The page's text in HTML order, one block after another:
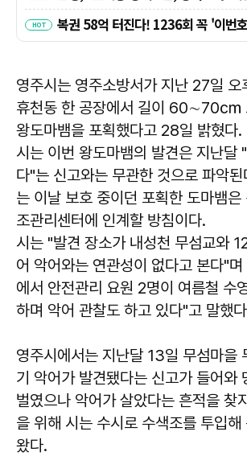
영주시는 영주소방서가 지난 27일
휴천동 한 공장에서 길이 60∼70㎝
왕도마뱀을 포획했다고 28일 밝혔다.
시는 이번 왕도마뱀의 발견은 지난달
다"는 신고와는 무관한 것으로 파악된
는 이날 보호 중이던 포획한 도마뱀은
조관리센터에 인계할 방침이다.
시는 "발견 장소가 내성천 무섬교와
어 악어와는 연관성이 없다고 본다"
에서 안전관리 요원 2명이 여름철 수
하며 악어 관찰도 하고 있다"고 말했
영주시에서는 지난달 13일 무섬마을
기 악어가 발견됐다는 신고가 들어와
벌였으나 악어가 살았다는 흔적을 찾
을 위해 시는 수시로 수색조를 투입해
왔다.